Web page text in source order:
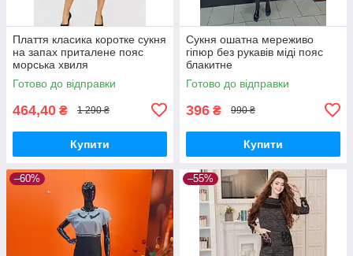
Плаття класика коротке сукня
на запах приталене пояс
морська хвиля
Готово до відправки
464,40 ₴ 1 290 ₴
Купити
Сукня ошатна мереживо
гіпюр без рукавів міді пояс
блакитне
Готово до відправки
396 ₴ 990 ₴
Купити
–60% –55%